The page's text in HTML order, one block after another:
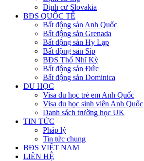
Định cư Slovakia
BĐS QUỐC TẾ
Bất động sản Anh Quốc
Bất động sản Grenada
Bất động sản Hy Lạp
Bất động sản Síp
BĐS Thổ Nhĩ Kỳ
Bất động sản Đức
Bất động sản Dominica
DU HỌC
Visa du học trẻ em Anh Quốc
Visa du học sinh viên Anh Quốc
Danh sách trường học UK
TIN TỨC
Pháp lý
Tin tức chung
BĐS VIỆT NAM
LIÊN HỆ